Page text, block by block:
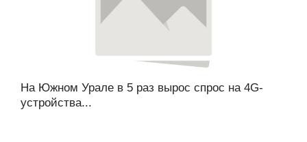
На Южном Урале в 5 раз вырос спрос на 4G-
устройства...